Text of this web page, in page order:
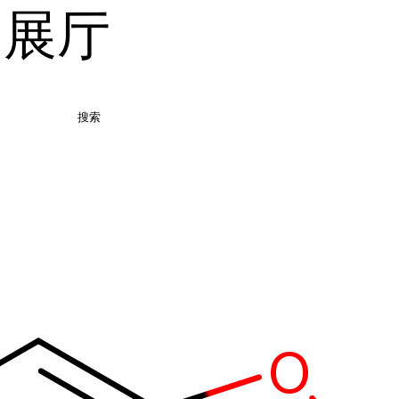
厅
搜索